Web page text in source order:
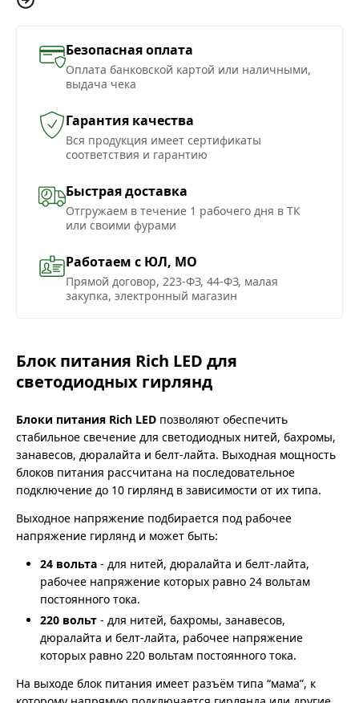
Безопасная оплата
Оплата банковской картой или наличными,
выдача чека
Гарантия качества
Вся продукция имеет сертификаты
соответствия и гарантию
Быстрая доставка
Отгружаем в течение 1 рабочего дня в ТК
или своими фурами
Работаем с ЮЛ, МО
Прямой договор, 223-ФЗ, 44-ФЗ, малая
закупка, электронный магазин
Блок питания Rich LED для
светодиодных гирлянд
Блоки питания Rich LED позволяют обеспечить
стабильное свечение для светодиодных нитей, бахромы,
занавесов, дюралайта и белт-лайта. Выходная мощность
блоков питания рассчитана на последовательное
подключение до 10 гирлянд в зависимости от их типа.
Выходное напряжение подбирается под рабочее
напряжение гирлянд и может быть:
24 вольта - для нитей, дюралайта и белт-лайта,
рабочее напряжение которых равно 24 вольтам
постоянного тока.
220 вольт - для нитей, бахромы, занавесов,
дюралайта и белт-лайта, рабочее напряжение
которых равно 220 вольтам постоянного тока.
На выходе блок питания имеет разъём типа “мама”, к